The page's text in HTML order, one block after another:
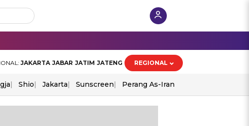
JAKARTA JABAR JATIM JATENG REGIONAL
Shio Jakarta Sunscreen Perang As-Iran